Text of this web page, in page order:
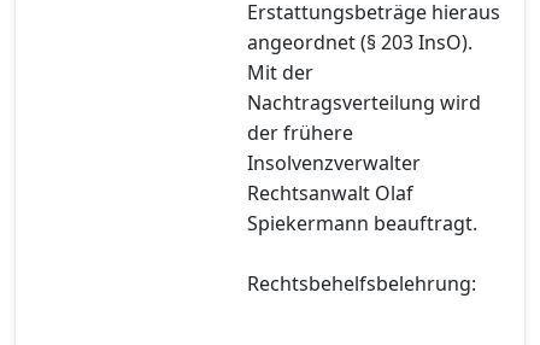
Erstattungsbeträge hieraus
angeordnet (§ 203 InsO).
Mit der
Nachtragsverteilung wird
der frühere
Insolvenzverwalter
Rechtsanwalt Olaf
Spiekermann beauftragt.
Rechtsbehelfsbelehrung: